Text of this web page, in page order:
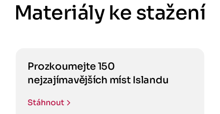
Materiály ke stažení
Prozkoumejte 150
nejzajímavějších míst Islandu
Stáhnout